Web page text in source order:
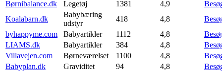
Børnibalance.dk
Legetøj 1381 4,9
Koalabarn.dk
Babybæring
udstyr
418 4,8
byhappyme.com
Babyartikler 1112 4,8
LIAMS.dk
Babyartikler 384 4,8
Villavejen.com
Børneværelset 1100 4,8
Babyplan.dk
Graviditet 94 4,8